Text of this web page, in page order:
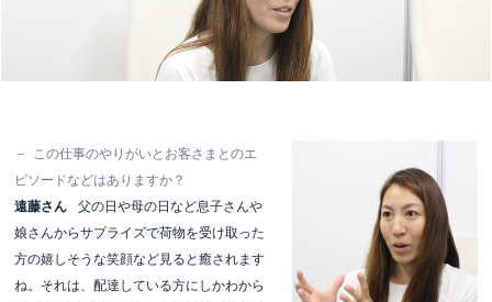
－
この仕事のやりがいとお客さまとのエ
ピソードなどはありますか？
遠藤さん
父の日や母の日など息子さんや
娘さんからサプライズで荷物を受け取った
方の嬉しそうな笑顔など見ると癒されます
ね。それは、配達している方にしかわから